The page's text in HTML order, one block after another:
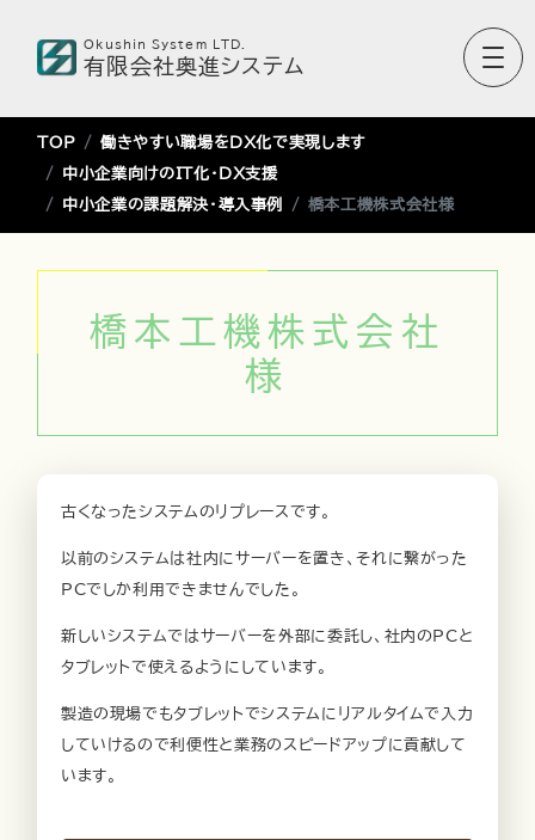
Okushin System LTD.
有限会社奥進システム
TOP
働きやすい職場をDX化で実現します
中小企業向けのIT化・DX支援
中小企業の課題解決・導入事例
橋本工機株式会社様
橋本工機株式会社
様
古くなったシステムのリプレースです。
以前のシステムは社内にサーバーを置き、それに繋がった
PCでしか利用できませんでした。
新しいシステムではサーバーを外部に委託し、社内のPCと
タブレットで使えるようにしています。
製造の現場でもタブレットでシステムにリアルタイムで入力
していけるので利便性と業務のスピードアップに貢献して
います。